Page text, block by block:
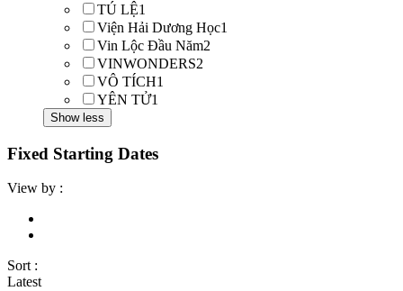
TÚ LỆ1
Viện Hải Dương Học1
Vin Lộc Đầu Năm2
VINWONDERS2
VÔ TÍCH1
YÊN TỬ1
Show less
Fixed Starting Dates
View by :
Sort :
Latest